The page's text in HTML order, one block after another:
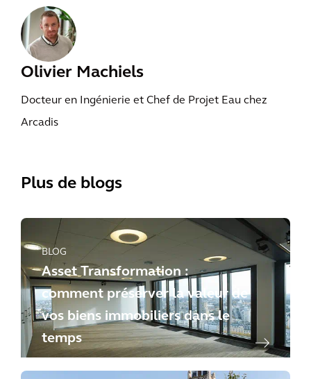
Olivier Machiels
Docteur en Ingénierie et Chef de Projet Eau chez
Arcadis
Plus de blogs
BLOG
Asset Transformation :
comment préserver la valeur de
vos biens immobiliers dans le
temps